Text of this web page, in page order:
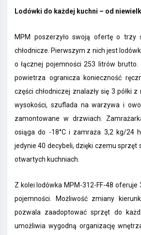
Lodówki do każdej kuchni – od
MPM poszerzyło swoją ofertę o trzy
chłodnicze. Pierwszym z nich jest
o łącznej pojemności 253 litrów brutto.
powietrza ogranicza konieczność
części chłodniczej znalazły się 3 półki
wysokości, szuflada na warzywa i
zamontowane w drzwiach.
osiąga do -18°C i zamraża 3,2 kg/24
jedynie 40 decybeli, dzięki czemu sprzęt
otwartych kuchniach.
Z kolei lodówka MPM-312-FF-48 oferuje
pojemności. Możliwość zmiany
pozwala zaadoptować sprzęt do
umożliwia wygodną organizację